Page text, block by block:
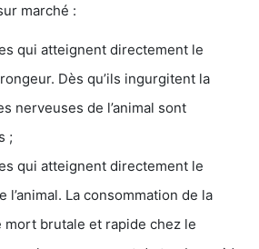
marché :
qui atteignent directement le
Dès qu’ils ingurgitent la
nerveuses de l’animal sont
;
qui atteignent directement le
l’animal. La consommation de la
mort brutale et rapide chez le